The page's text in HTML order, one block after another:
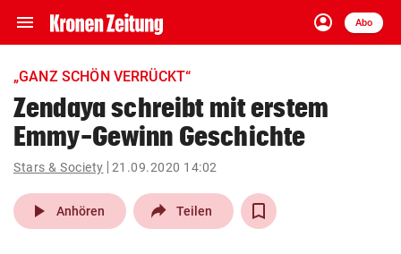
menu Navigation
ein-/ausklappen
account_circle
Anmelden
Abo
close Schließen
account_circle Anmelden
arrow_right
pin_drop
Wien arrow_right
„GANZ SCHÖN VERRÜCKT“
Zendaya schreibt mit erstem
Emmy-Gewinn Geschichte
Stars & Society 21.09.2020 14:02
play_arrow Anhören Teilen